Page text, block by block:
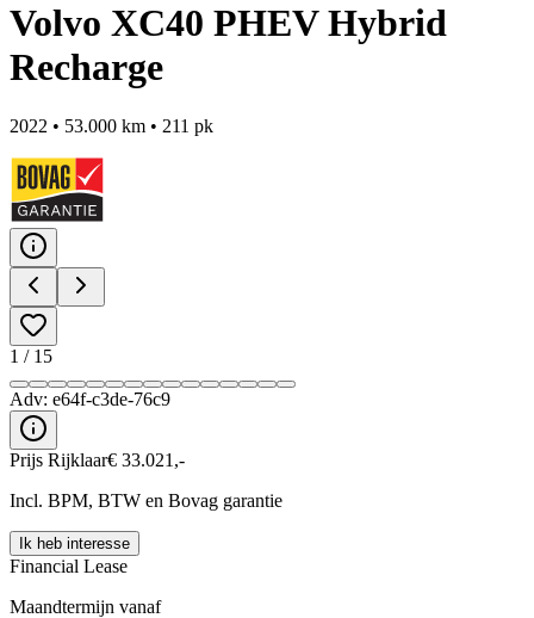
Volvo XC40 PHEV Hybrid
Recharge
2022 • 53.000 km • 211 pk
1 / 15
Adv: e64f-c3de-76c9
Prijs Rijklaar€ 33.021 ,-
Incl. BPM, BTW en Bovag garantie
Ik heb interesse
Financial Lease
Maandtermijn vanaf